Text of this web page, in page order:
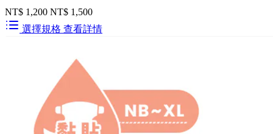
NT$ 1,200 NT$ 1,500
選擇規格 查看詳情